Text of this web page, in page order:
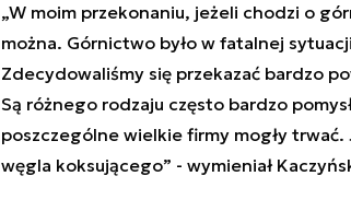
„W moim przekonaniu, jeżeli chodzi o
można. Górnictwo było w fatalnej
Zdecydowaliśmy się przekazać bardzo
Są różnego rodzaju często bardzo
poszczególne wielkie firmy mogły
węgla koksującego” - wymieniał